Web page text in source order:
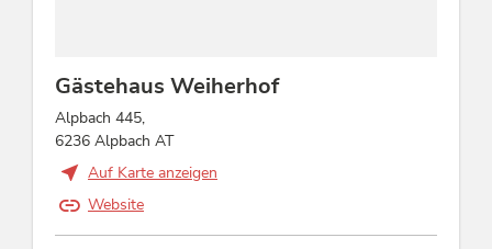
Sport / Freizeit
Tischfußball, Tischtennis, Aktivitäten am Berg
Verpflegung
Gästehaus Weiherhof
Alpbach 445,
6236 Alpbach AT
Auf Karte anzeigen
Website